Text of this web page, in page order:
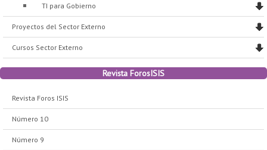
TI para Gobierno
Proyectos del Sector Externo
Cursos Sector Externo
Revista ForosISIS
Revista Foros ISIS
Número 10
Número 9